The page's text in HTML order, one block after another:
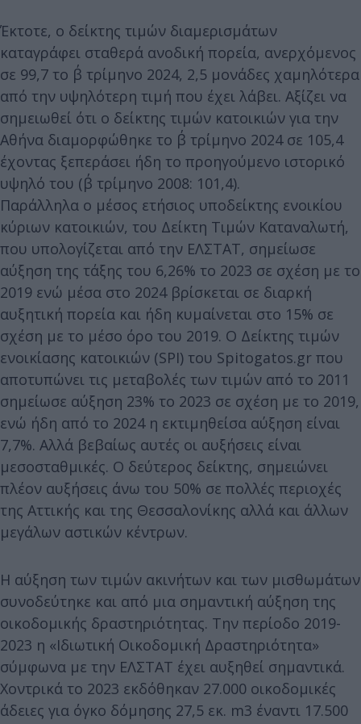
Έκτοτε, ο δείκτης τιμών διαμερισμάτων
καταγράφει σταθερά ανοδική πορεία, ανερχόμενος
σε 99,7 το β΄ τρίμηνο 2024, 2,5 μονάδες χαμηλότερα
από την υψηλότερη τιμή που έχει λάβει. Αξίζει να
σημειωθεί ότι o δείκτης τιμών κατοικιών για την
Αθήνα διαμορφώθηκε το β΄ τρίμηνο 2024 σε 105,4
έχοντας ξεπεράσει ήδη το προηγούμενο ιστορικό
υψηλό του (β΄ τρίμηνο 2008: 101,4).
Παράλληλα ο μέσος ετήσιος υποδείκτης ενοικίου
κύριων κατοικιών, του Δείκτη Τιμών Καταναλωτή,
που υπολογίζεται από την ΕΛΣΤΑΤ, σημείωσε
αύξηση της τάξης του 6,26% το 2023 σε σχέση με το
2019 ενώ μέσα στο 2024 βρίσκεται σε διαρκή
αυξητική πορεία και ήδη κυμαίνεται στο 15% σε
σχέση με το μέσο όρο του 2019. Ο Δείκτης τιμών
ενοικίασης κατοικιών (SPI) του Spitogatos.gr που
αποτυπώνει τις μεταβολές των τιμών από το 2011
σημείωσε αύξηση 23% το 2023 σε σχέση με το 2019,
ενώ ήδη από το 2024 η εκτιμηθείσα αύξηση είναι
7,7%. Αλλά βεβαίως αυτές οι αυξήσεις είναι
μεσοσταθμικές. Ο δεύτερος δείκτης, σημειώνει
πλέον αυξήσεις άνω του 50% σε πολλές περιοχές
της Αττικής και της Θεσσαλονίκης αλλά και άλλων
μεγάλων αστικών κέντρων.
Η αύξηση των τιμών ακινήτων και των μισθωμάτων
συνοδεύτηκε και από μια σημαντική αύξηση της
οικοδομικής δραστηριότητας. Την περίοδο 2019-
2023 η «Ιδιωτική Οικοδομική Δραστηριότητα»
σύμφωνα με την ΕΛΣΤΑΤ έχει αυξηθεί σημαντικά.
Χοντρικά το 2023 εκδόθηκαν 27.000 οικοδομικές
άδειες για όγκο δόμησης 27,5 εκ. m3 έναντι 17.500